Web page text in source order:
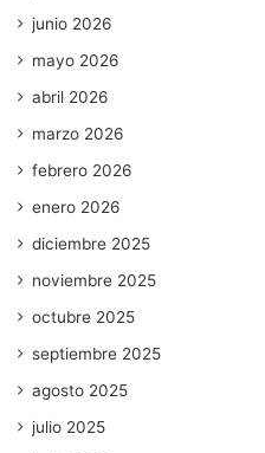
junio 2026
mayo 2026
abril 2026
marzo 2026
febrero 2026
enero 2026
diciembre 2025
noviembre 2025
octubre 2025
septiembre 2025
agosto 2025
julio 2025